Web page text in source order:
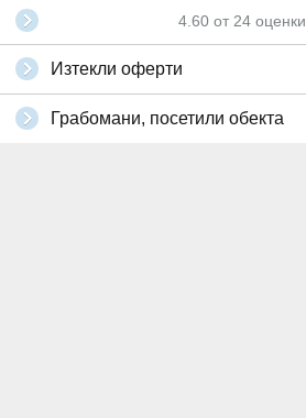
4.60 от 24 оценки
Изтекли оферти
Грабомани, посетили обекта